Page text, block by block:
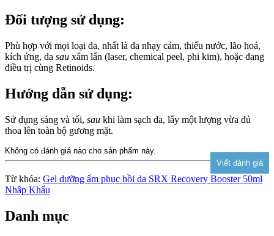
Đối tượng sử dụng:
Phù hợp với mọi loại da, nhất là da nhạy cảm, thiếu nước, lão hoá,
kích ứng, da sau xâm lấn (laser, chemical peel, phi kim), hoặc đang
điều trị cùng Retinoids.
Hướng dẫn sử dụng:
Sử dụng sáng và tối, sau khi làm sạch da, lấy một lượng vừa đủ
thoa lên toàn bộ gương mặt.
Không có đánh giá nào cho sản phẩm này.
Từ khóa: Gel dưỡng ẩm phục hồi da SRX Recovery Booster 50ml
Nhập Khẩu
Danh mục